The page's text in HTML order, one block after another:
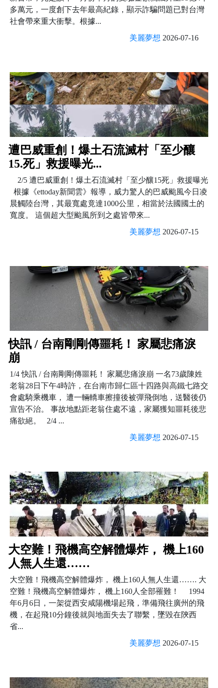
多萬元，一度創下去年最高紀錄，顯示詐騙問題已對台灣
社會帶來重大衝擊。根據...
美麗夢想 2026-07-16
遭巴威重創！爆土石流滅村「至少釀
15.死」救援曝光...
2/5 遭巴威重創！爆土石流滅村「至少釀15死」救援曝光
根據《ettoday新聞雲》報導，威力驚人的巴威颱風今日凌
晨觸陸台灣，其最寬處竟達1000公里，相當於法國國土的
寬度。 這個超大型颱風所到之處皆帶來...
美麗夢想 2026-07-15
快訊 / 台南剛剛傳噩耗！ 家屬悲痛淚
崩
1/4 快訊 / 台南剛剛傳噩耗！ 家屬悲痛淚崩 一名73歲陳姓
老翁28日下午4時許，在台南市歸仁區十四路與高鐵七路交
會處騎乘機車， 遭一輛轎車擦撞後被彈飛倒地，送醫後仍
宣告不治。 事故地點距老翁住處不遠，家屬獲知噩耗後悲
痛欲絕。 2/4 ...
美麗夢想 2026-07-15
大空難！飛機高空解體爆炸， 機上160
人無人生還……
大空難！飛機高空解體爆炸， 機上160人無人生還……. 大
空難！飛機高空解體爆炸， 機上160人全部罹難！ 1994
年6月6日，一架從西安咸陽機場起飛，準備飛往廣州的飛
機，在起飛10分鐘後就與地面失去了聯繫，墜毀在陝西
省...
美麗夢想 2026-07-15